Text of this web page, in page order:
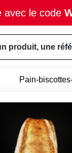
avec le code
produit, une
Pain-